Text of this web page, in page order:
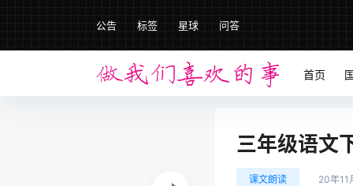
公告 标签 星球 问答
首页
三年级语文
课文朗读 20年11